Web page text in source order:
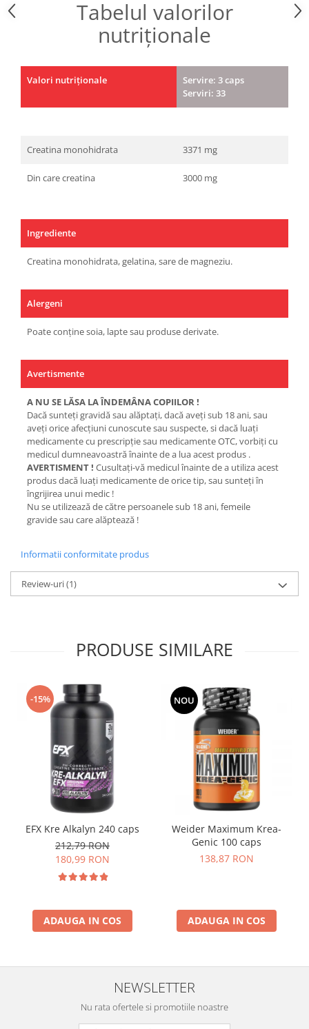
Tabelul valorilor
nutriționale
Valori nutriționale
Servire: 3 caps
Serviri: 33
Creatina monohidrata 3371 mg
Din care creatina 3000 mg
Ingrediente
Creatina monohidrata, gelatina, sare de magneziu.
Alergeni
Poate conține soia, lapte sau produse derivate.
Avertismente
A NU SE LĂSA LA ÎNDEMÂNA COPIILOR !
Dacă sunteţi gravidă sau alăptaţi, dacă aveţi sub 18 ani, sau
aveţi orice afecţiuni cunoscute sau suspecte, si dacă luaţi
medicamente cu prescripţie sau medicamente OTC, vorbiţi cu
medicul dumneavoastră înainte de a lua acest produs .
AVERTISMENT ! Cusultaţi-vă medicul înainte de a utiliza acest
produs dacă luaţi medicamente de orice tip, sau sunteţi în
îngrijirea unui medic !
Nu se utilizează de către persoanele sub 18 ani, femeile
gravide sau care alăptează !
Informatii conformitate produs
Review-uri(1)
PRODUSE SIMILARE
-15%
EFX Kre Alkalyn 240 caps
212,79 RON
180,99 RON
ADAUGA IN COS
NOU
Weider Maximum Krea-
Genic 100 caps
138,87 RON
ADAUGA IN COS
NEWSLETTER
Nu rata ofertele si promotiile noastre